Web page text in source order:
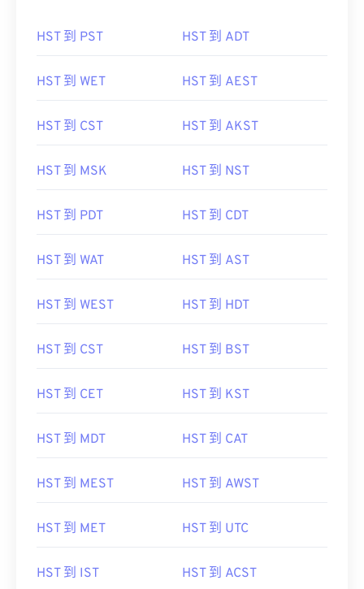
HST 到 PST HST 到 ADT
HST 到 WET HST 到 AEST
HST 到 CST HST 到 AKST
HST 到 MSK HST 到 NST
HST 到 PDT HST 到 CDT
HST 到 WAT HST 到 AST
HST 到 WEST HST 到 HDT
HST 到 CST HST 到 BST
HST 到 CET HST 到 KST
HST 到 MDT HST 到 CAT
HST 到 MEST HST 到 AWST
HST 到 MET HST 到 UTC
HST 到 IST HST 到 ACST